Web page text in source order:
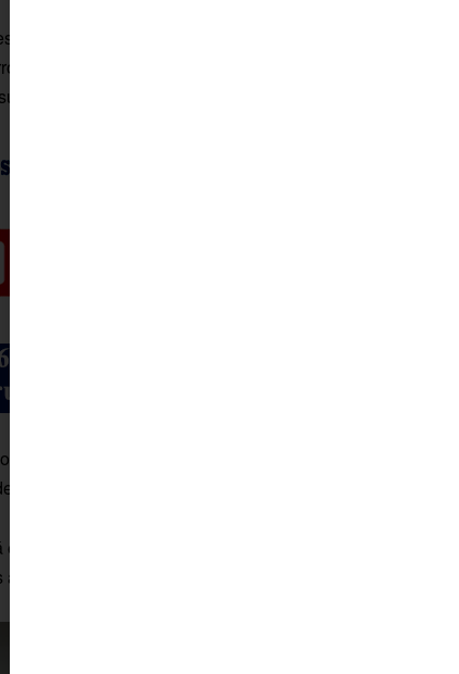
fondo tiene un objetivo claro: “permitir a las ELAs realizar
de sus competencias propias o transferidas, así como
vecinos”.
esta financiación
Administración Local y Función Pública.
un único abono durante el primer semestre de 2025, lo
con total solidez”.